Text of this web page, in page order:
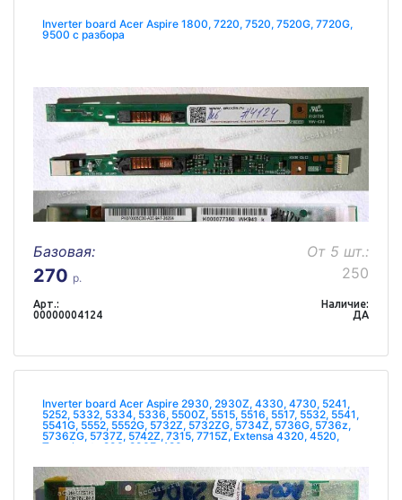
Inverter board Acer Aspire 1800, 7220, 7520, 7520G, 7720G,
9500 с разбора
Базовая:
270 р.
От 5 шт.:
250
Арт.:
00000004124
Наличие:
ДА
Inverter board Acer Aspire 2930, 2930Z, 4330, 4730, 5241,
5252, 5332, 5334, 5336, 5500Z, 5515, 5516, 5517, 5532, 5541,
5541G, 5552, 5552G, 5732Z, 5732ZG, 5734Z, 5736G, 5736z,
5736ZG, 5737Z, 5742Z, 7315, 7715Z, Extensa 4320, 4520,
Travelmate 290, 290E, 420